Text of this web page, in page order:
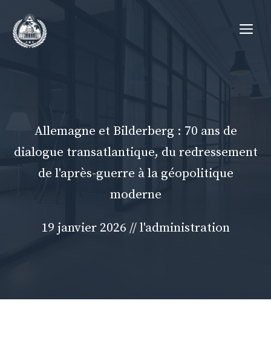
Aller
au
Allemagne et Bilderberg : 70 ans de
dialogue transatlantique, du redressement
de l'après-guerre à la géopolitique
moderne
19 janvier 2026 //l'administration